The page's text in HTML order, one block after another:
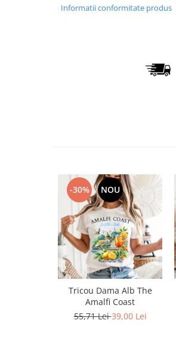
Bluze Animale
Bluze Primavara
Bluze Tattoo
Bluze Toamna
Hanorace Unisex
Informatii conformitate produs
-30% NOU
Tricou Dama Alb The
Amalfi Coast
55,71 Lei39,00 Lei